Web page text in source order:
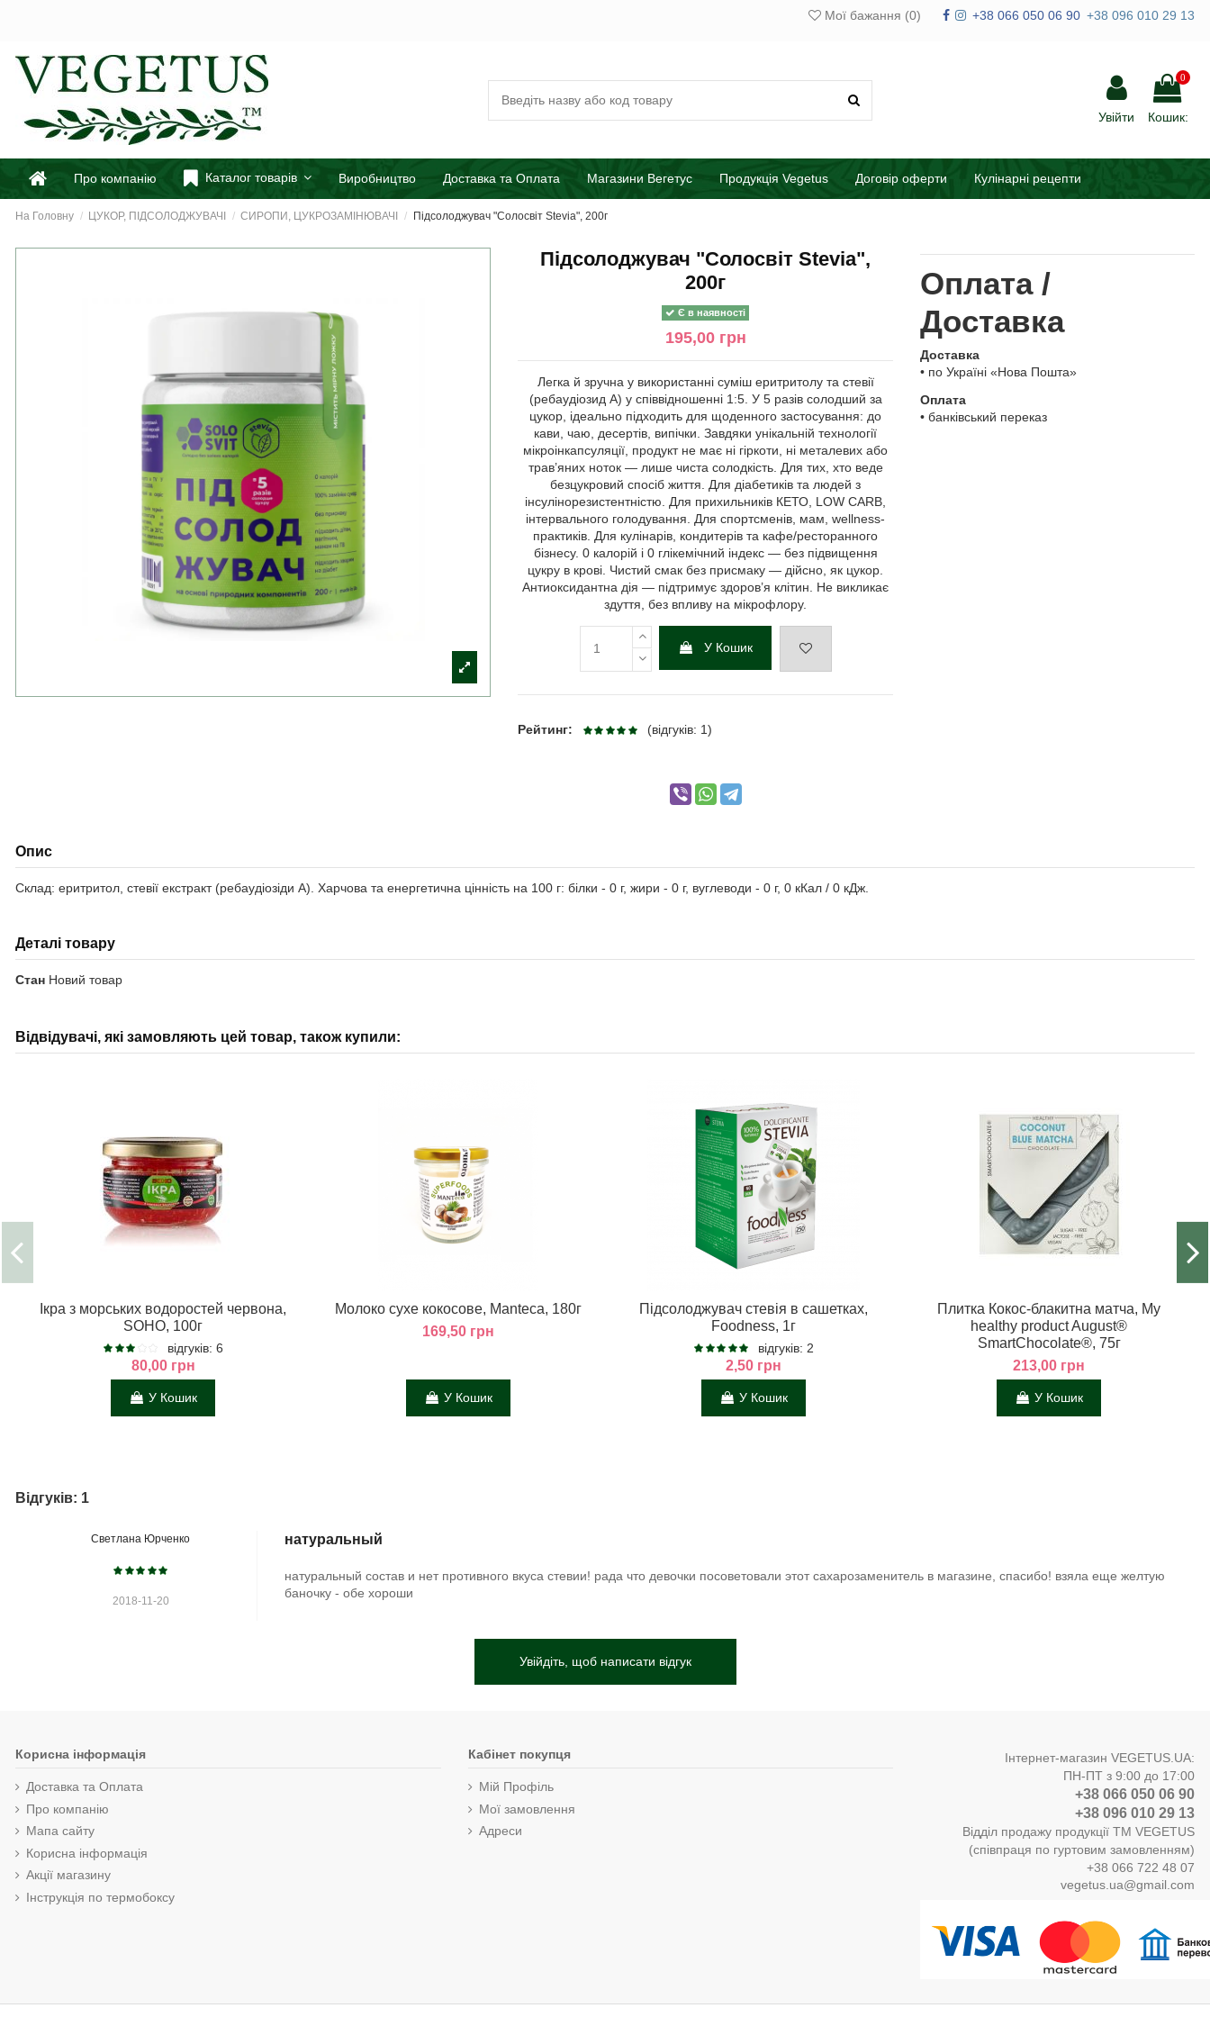
Мої бажання (0) +38 066 050 06 90 +38 096 010 29 13
Увійти
0
Кошик:
Про компанію Каталог товарів Виробництво Доставка та Оплата Магазини Вегетус Продукція Vegetus Договір оферти Кулінарні рецепти
На Головну ЦУКОР, ПІДСОЛОДЖУВАЧІ СИРОПИ, ЦУКРОЗАМІНЮВАЧІ Підсолоджувач "Солосвіт Stevia", 200г
Підсолоджувач "Солосвіт Stevia",
200г
Є в наявності
195,00 грн
Легка й зручна у використанні суміш еритритолу та стевії
(ребаудіозид А) у співвідношенні 1:5. У 5 разів солодший за
цукор, ідеально підходить для щоденного застосування: до
кави, чаю, десертів, випічки. Завдяки унікальній технології
мікроінкапсуляції, продукт не має ні гіркоти, ні металевих або
трав’яних ноток — лише чиста солодкість. Для тих, хто веде
безцукровий спосіб життя. Для діабетиків та людей з
інсулінорезистентністю. Для прихильників КЕТО, LOW CARB,
інтервального голодування. Для спортсменів, мам, wellness-
практиків. Для кулінарів, кондитерів та кафе/ресторанного
бізнесу. 0 калорій і 0 глікемічний індекс — без підвищення
цукру в крові. Чистий смак без присмаку — дійсно, як цукор.
Антиоксидантна дія — підтримує здоров’я клітин. Не викликає
здуття, без впливу на мікрофлору.
У Кошик
Рейтинг: (відгуків: 1)
Оплата /
Доставка
Доставка
• по Україні «Нова Пошта»
Оплата
• банківський переказ
Опис
Склад: еритритол, стевії екстракт (ребаудіозіди А). Харчова та енергетична цінність на 100 г: білки - 0 г, жири - 0 г, вуглеводи - 0 г, 0 кКал / 0 кДж.
Деталі товару
Стан Новий товар
Відвідувачі, які замовляють цей товар, також купили:
Ікра з морських водоростей червона,
SOHO, 100г
відгуків: 6
80,00 грн
У Кошик
Молоко сухе кокосове, Manteca, 180г
169,50 грн
У Кошик
Підсолоджувач стевія в сашетках,
Foodness, 1г
відгуків: 2
2,50 грн
У Кошик
Плитка Кокос-блакитна матча, My
healthy product August®
SmartChocolate®, 75г
213,00 грн
У Кошик
Відгуків: 1
Светлана Юрченко
2018-11-20
натуральный
натуральный состав и нет противного вкуса стевии! рада что девочки посоветовали этот сахарозаменитель в магазине, спасибо! взяла еще желтую
баночку - обе хороши
Увійдіть, щоб написати відгук
Корисна інформація
Доставка та Оплата
Про компанію
Мапа сайту
Корисна інформація
Акції магазину
Інструкція по термобоксу
Кабінет покупця
Мій Профіль
Мої замовлення
Адреси
Інтернет-магазин VEGETUS.UA:
ПН-ПТ з 9:00 до 17:00
+38 066 050 06 90
+38 096 010 29 13
Відділ продажу продукції ТМ VEGETUS
(співпраця по гуртовим замовленням)
+38 066 722 48 07
vegetus.ua@gmail.com